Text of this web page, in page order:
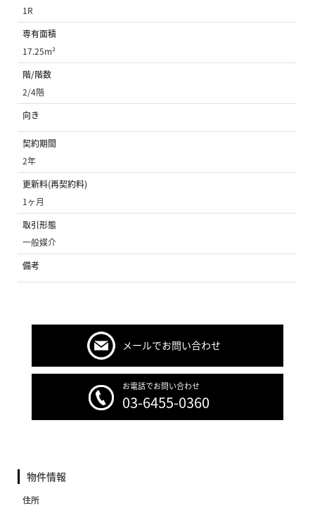
1R
専有面積
17.25m²
階/階数
2/4階
向き
契約期間
2年
更新料(再契約料)
1ヶ月
取引形態
一般媒介
備考
メールでお問い合わせ
お電話でお問い合わせ
03-6455-0360
物件情報
住所